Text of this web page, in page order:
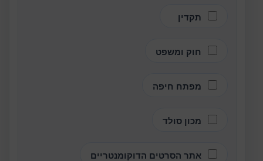
תקדין
חוק ומשפט
מפתח חיפה
מכון סולד
אתר הסרטים הדוקומנטריים